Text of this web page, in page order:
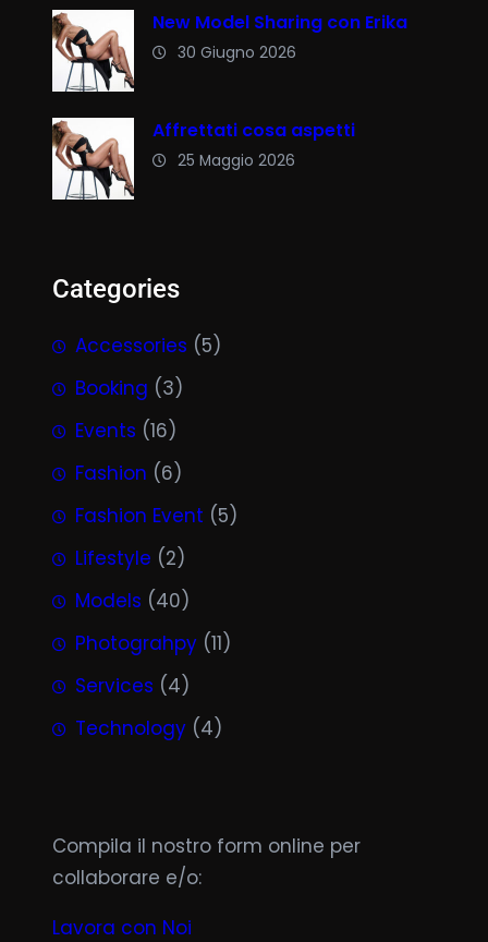
New Model Sharing con Erika
30 Giugno 2026
Affrettati cosa aspetti
25 Maggio 2026
Categories
Accessories (5)
Booking (3)
Events (16)
Fashion (6)
Fashion Event (5)
Lifestyle (2)
Models (40)
Photograhpy (11)
Services (4)
Technology (4)
Compila il nostro form online per
collaborare e/o:
Lavora con Noi